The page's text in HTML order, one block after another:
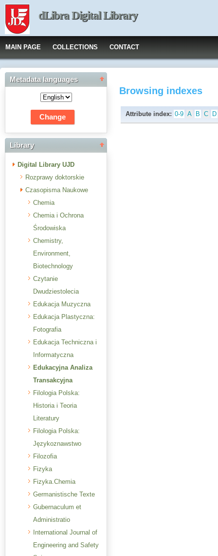
dLibra Digital Library
MAIN PAGE COLLECTIONS CONTACT
Metadata languages
Library
Digital Library UJD
Rozprawy doktorskie
Czasopisma Naukowe
Chemia
Chemia i Ochrona
Środowiska
Chemistry,
Environment,
Biotechnology
Czytanie
Dwudziestolecia
Edukacja Muzyczna
Edukacja Plastyczna:
Fotografia
Edukacja Techniczna i
Informatyczna
Edukacyjna Analiza
Transakcyjna
Filologia Polska:
Historia i Teoria
Literatury
Filologia Polska:
Językoznawstwo
Filozofia
Fizyka
Fizyka.Chemia
Germanistische Texte
Gubernaculum et
Administratio
International Journal of
Engineering and Safety
Browsing indexes
Attribute index: 0-9 A B C D